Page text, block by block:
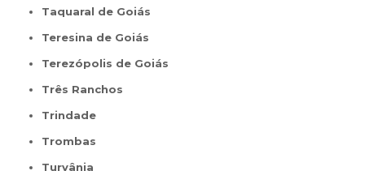
Taquaral de Goiás
Teresina de Goiás
Terezópolis de Goiás
Três Ranchos
Trindade
Trombas
Turvânia